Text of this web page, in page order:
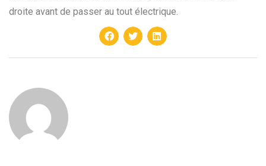
droite avant de passer au tout électrique.